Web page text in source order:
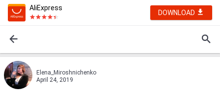
AliExpress
DOWNLOAD
Elena_Miroshnichenko
April 24, 2019